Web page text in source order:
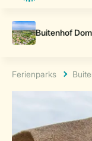
Ferienparks